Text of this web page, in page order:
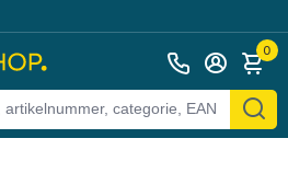
0